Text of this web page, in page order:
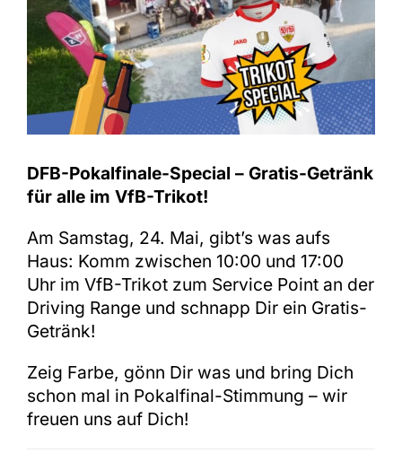
Shop
DFB-Pokalfinale-Special – Gratis-Getränk
für alle im VfB-Trikot!
Am Samstag, 24. Mai, gibt’s was aufs
Haus: Komm zwischen 10:00 und 17:00
Uhr im VfB-Trikot zum Service Point an der
Driving Range und schnapp Dir ein Gratis-
Getränk!
Zeig Farbe, gönn Dir was und bring Dich
schon mal in Pokalfinal-Stimmung – wir
freuen uns auf Dich!